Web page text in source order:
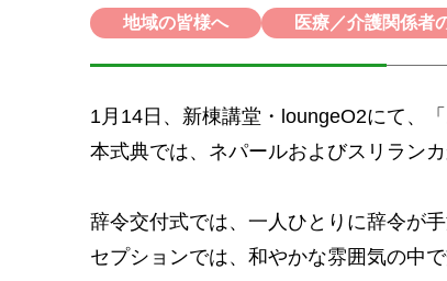
地域の皆様へ 医療／介護関係者
1月14日、新棟講堂・loungeO2にて、
本式典では、ネパールおよびスリラン
辞令交付式では、一人ひとりに辞令が
セプションでは、和やかな雰囲気の中